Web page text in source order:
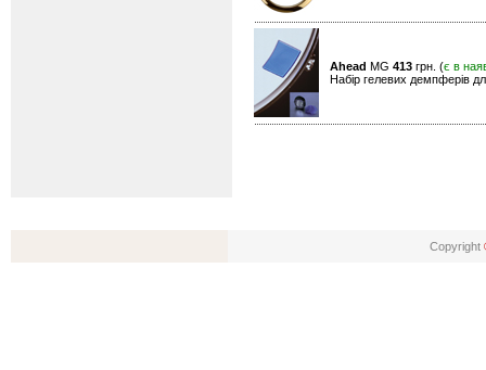
Ahead MG 413 грн. (є в
Набір гелевих демпферів
Copyright